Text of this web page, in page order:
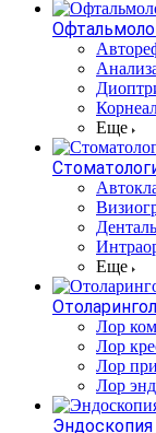
Еще
Еще
Лор
Лор
Лор
Лор
Эндоскопия